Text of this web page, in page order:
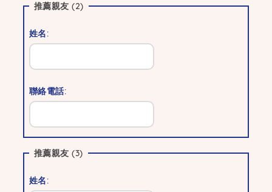
推薦親友 (2)
姓名:
聯絡電話:
推薦親友 (3)
姓名: